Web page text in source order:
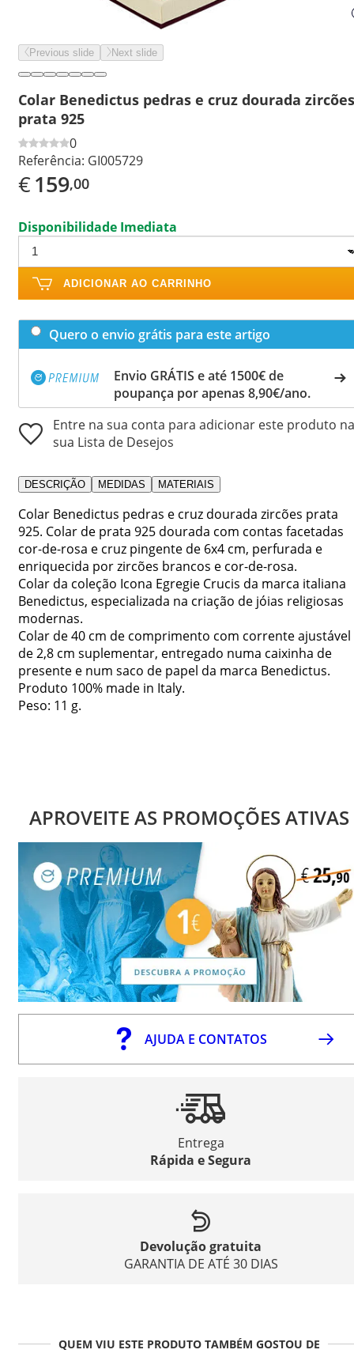
Previous slide Next slide
Colar Benedictus pedras e cruz dourada zircões
prata 925
0
Referência: GI005729
€159,00
Disponibilidade Imediata
ADICIONAR AO CARRINHO
Quero o envio grátis para este artigo
Envio GRÁTIS e até 1500€ de
poupança por apenas 8,90€/ano.
Entre na sua conta para adicionar este produto na
sua Lista de Desejos
DESCRIÇÃO MEDIDAS MATERIAIS
Colar Benedictus pedras e cruz dourada zircões prata
925. Colar de prata 925 dourada com contas facetadas
cor-de-rosa e cruz pingente de 6x4 cm, perfurada e
enriquecida por zircões brancos e cor-de-rosa.
Colar da coleção Icona Egregie Crucis da marca italiana
Benedictus, especializada na criação de jóias religiosas
modernas.
Colar de 40 cm de comprimento com corrente ajustável
de 2,8 cm suplementar, entregado numa caixinha de
presente e num saco de papel da marca Benedictus.
Produto 100% made in Italy.
Peso: 11 g.
APROVEITE AS PROMOÇÕES ATIVAS
AJUDA E CONTATOS
Entrega
Rápida e Segura
Devolução gratuita
GARANTIA DE ATÉ 30 DIAS
QUEM VIU ESTE PRODUTO TAMBÉM GOSTOU DE